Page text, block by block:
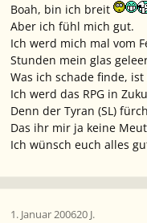
Boah, bin ich breit
Aber ich fühl mich gut.
Ich werd mich mal vom
Stunden mein glas
Was ich schade finde,
Ich werd das RPG in
Denn der Tyran (SL)
Das ihr mir ja keine
Ich wünsch euch alles
1. Januar 200620 J.